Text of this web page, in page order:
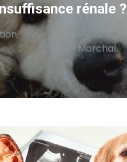
rénale ?
Mélany
Marchal